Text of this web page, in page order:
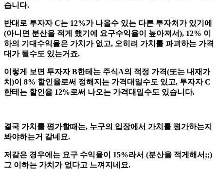
습니다.
반대로 투자자 C는 12%가 나올수 있는 다른 투자처가 있기에
(아니면 분산을 적게 했기에 요구수익율이 높아져서), 12% 이
하의 기대수익율은 가치가 없고, 오히려 가치를 파괴하는 가격
대가 될수도 있는거죠.
이렇게 보면 투자자 B한테는 주식A의 적정 가격(또는 내재가
치)이 8% 할인율로써 정해지는 가격대일수도 있고, 투자자 C
한테는 할인율 12%로써 나오는 가격대일수도 있습니다.
결국 가치를 평가할때는, 누구의 입장에서 가치를 평가하는지
봐야하는거 같네요.
저같은 경우에는 요구 수익율이 15%라서 (분산을 적게해서;;)
그 이하는 가치가 없다고 느껴지네요.